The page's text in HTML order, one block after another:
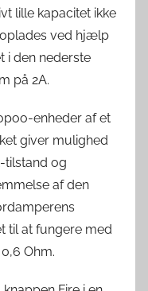
lille kapacitet ikke
oplades ved hjælp
i den nederste
på 2A.
enheder af et
giver mulighed
tilstand og
af den
til at fungere med
Ohm.